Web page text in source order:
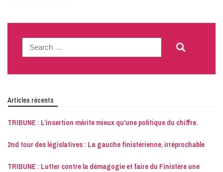
Search
for:
Articles récents
TRIBUNE : L’insertion mérite mieux qu’une politique du chiffre.
2nd tour des législatives : La gauche finistérienne, irréprochable
TRIBUNE : Lutter contre la démagogie et faire du Finistère une